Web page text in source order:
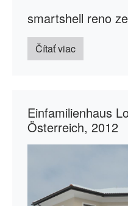
smartshell reno
Čítať viac
Einfamilienhaus
Österreich, 2012